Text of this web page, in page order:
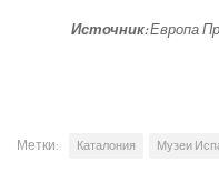
Источник: Европа
Метки: Каталония Музеи